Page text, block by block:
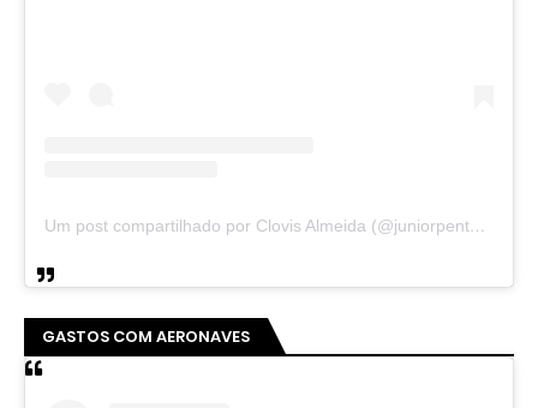
Um post compartilhado por Clovis Almeida (@juniorpentecoste01)
GASTOS COM AERONAVES